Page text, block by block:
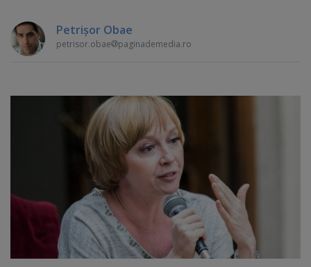
Petrişor Obae
petrisor.obae paginademedia.ro